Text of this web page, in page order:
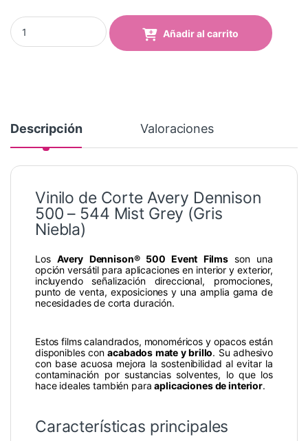
Vinilo Avery 500 Gris Niebla (544 Mist Grey) quantity
Añadir al carrito
Descripción Valoraciones
Vinilo de Corte Avery Dennison
500 – 544 Mist Grey (Gris
Niebla)
LosAvery Dennison® 500 Event Filmsson una
opción versátil para aplicaciones en interior y exterior,
incluyendo señalización direccional, promociones,
punto de venta, exposiciones y una amplia gama de
necesidades de corta duración.
Estos films calandrados, monoméricos y opacos están
disponibles conacabados mate y brillo. Su adhesivo
con base acuosa mejora la sostenibilidad al evitar la
contaminación por sustancias solventes, lo que los
hace ideales también paraaplicaciones de interior.
Características principales